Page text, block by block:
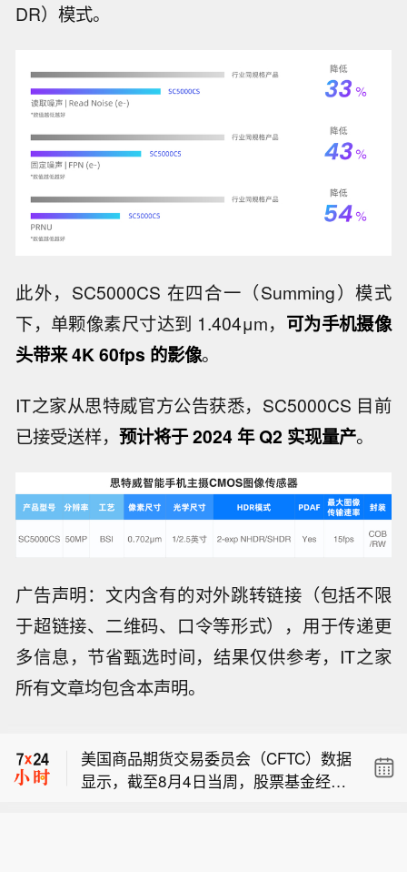
DR）模式。
此外，SC5000CS 在四合一（Summing）模式
下，单颗像素尺寸达到 1.404μm， 可为手机摄像
头带来 4K 60fps 的影像。
IT之家从思特威官方公告获悉，SC5000CS 目前
已接受送样，预计将于 2024 年 Q2 实现量产。
广告声明：文内含有的对外跳转链接（包括不限
于超链接、二维码、口令等形式），用于传递更
多信息，节省甄选时间，结果仅供参考，IT之家
所有文章均包含本声明。
美国商品期货交易委员会（CFTC）数据
显示，截至8月4日当周，纽约商品交易
头寸增加28093手，至89090手。
美国商品期货交易委员会（CFTC）数据
显示，截至8月4日当周，股票基金经理